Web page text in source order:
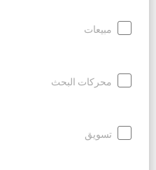
مبيعات
محركات البحث
تسويق